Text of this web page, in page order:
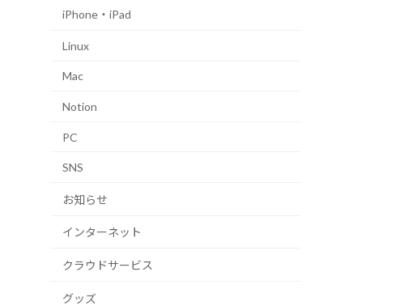
iPhone・iPad
Linux
Mac
Notion
PC
SNS
お知らせ
インターネット
クラウドサービス
グッズ